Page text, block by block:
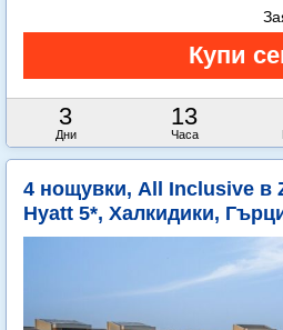
3
Дни
13
Часа
4 нощувки, All Inclusive в
Hyatt 5*, Халкидики,